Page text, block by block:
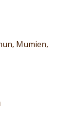
Mumien,